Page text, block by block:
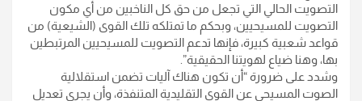
التصويت الحالي التي تجعل من حق كل الناخبين من أي مكون
التصويت للمسيحيين، وبحكم ما تمتلكه تلك القوى (الشيعية) من
قواعد شعبية كبيرة، فإنها تدعم التصويت للمسيحيين المرتبطين
بها، وهنا ضياع لهويتنا الحقيقية”.
وشدد على ضرورة “أن تكون هناك آليات تضمن استقلالية
الصوت المسيحي عن القوى التقليدية المتنفذة، وأن يجري تعديل